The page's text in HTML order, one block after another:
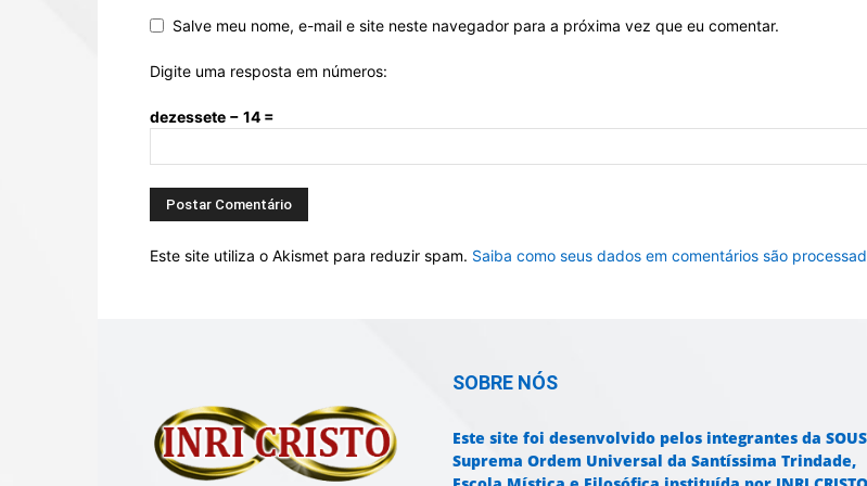
Salve meu nome, e-mail e site neste navegador para a próxima vez que eu comentar.
Digite uma resposta em números:
dezessete − 14 =
Este site utiliza o Akismet para reduzir spam. Saiba como seus dados em comentários são
SOBRE NÓS
Este site foi desenvolvido pelos integrantes da
Suprema Ordem Universal da Santíssima Trindade,